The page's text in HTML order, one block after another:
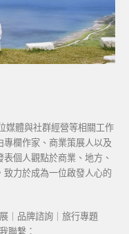
媒體與社群經營等相關工作
欄作家、商業策展人以及
個人觀點於商業、地方、
力於成為一位啟發人心的
｜品牌諮詢｜旅行專題
聯繫：